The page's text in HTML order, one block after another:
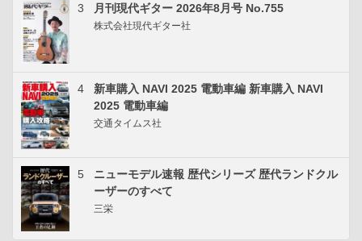
3 月刊現代ギター 2026年8月号 No.755
株式会社現代ギター社
4
新車購入 NAVI 2025 電動車編 新車購入 NAVI
2025 電動車編
交通タイムス社
5
ニューモデル速報 歴代シリーズ 歴代ランドクル
ーザーのすべて
三栄